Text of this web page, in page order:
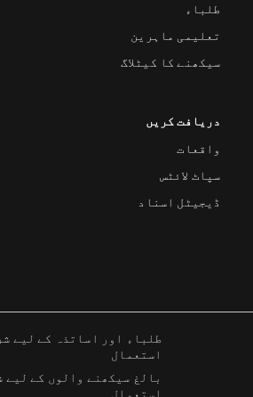
طلباء
تعلیمی ماہرین
سیکھنے کا کیٹلاگ
دریافت کریں
واقعات
سپاٹ لائٹس
ڈیجیٹل اسناد
طلباء اور اساتذہ کے لیے
استعمال
بالغ سیکھنے والوں کے لیے
استعمال